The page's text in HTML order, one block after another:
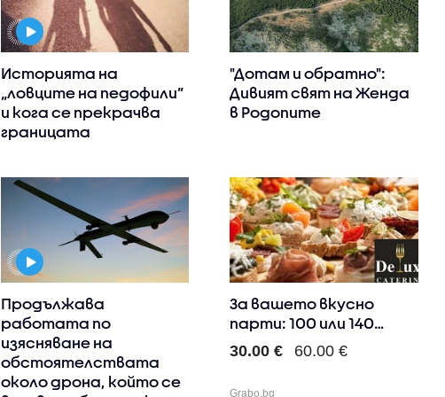
Историята на
„ловците на педофили”
и кога се прекрачва
границата
"Дотам и обратно":
Дивият свят на Женда
в Родопите
Продължава
работата по
изясняване на
обстоятелствата
около дрона, който се
За вашето вкусно
парти: 100 или 140
коктейлн..
30.00 € 60.00 €
Grabo.bg